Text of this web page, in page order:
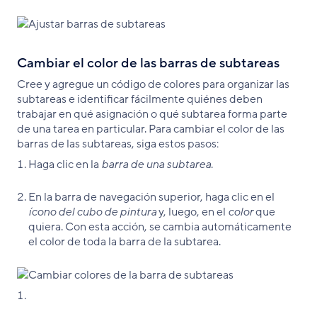
Cambiar el color de las barras de subtareas
Cree y agregue un código de colores para organizar las
subtareas e identificar fácilmente quiénes deben
trabajar en qué asignación o qué subtarea forma parte
de una tarea en particular. Para cambiar el color de las
barras de las subtareas, siga estos pasos:
Haga clic en la barra de una subtarea.
En la barra de navegación superior, haga clic en el
ícono del cubo de pinturay, luego, en el colorque
quiera. Con esta acción, se cambia automáticamente
el color de toda la barra de la subtarea.